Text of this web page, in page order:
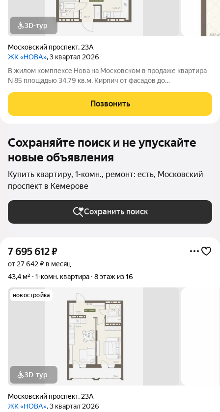
3D-тур
Московский проспект, 23А
ЖК «НОВА», 3 квартал 2026
В жилом комплексе Нова на Московском в продаже квартира
N 85 площадью 34.79 кв.м. Кирпич от фасадов до
остекленная лоджия. Квартира сдается в отделке white box. 17-
этажный дом, с последних этажей
Позвонить
Сохраняйте поиск и не упускайте
новые объявления
Купить квартиру, 1-комн., ремонт: есть, Московский
проспект в Кемерове
Сохранить поиск
7 695 612₽
от 27 642 ₽ в месяц
43,4 м²
1-комн. квартира 8 этаж из 16
новостройка
3D-тур
Московский проспект, 23А
ЖК «НОВА», 3 квартал 2026